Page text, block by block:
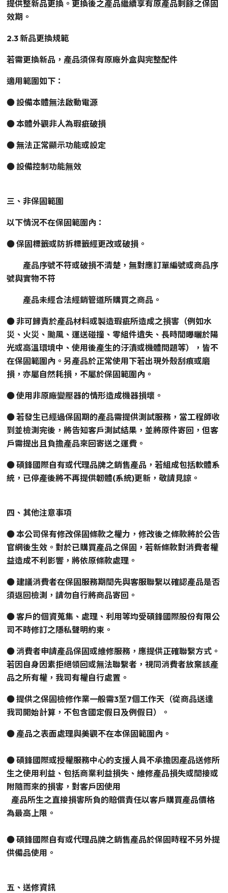
提供整新品更換。更換後之產品繼續享有原產品剩餘之保固
效期。
2.3 新品更換規範
若需更換新品，產品須保有原廠外盒與完整配件
適用範圍如下：
● 設備本體無法啟動電源
● 本體外觀非人為瑕疵破損
● 無法正常顯示功能或設定
● 設備控制功能無效
三、非保固範圍
以下情況不在保固範圍內：
● 保固標籤或防拆標籤經更改或破損。
產品序號不符或破損不清楚，無對應訂單編號或商品序
號與實物不符
產品未經合法經銷管道所購買之商品。
● 非可歸責於產品材料或製造瑕疵所造成之損害（例如水
災、火災、颱風、運送碰撞、零組件遺失、長時間曝曬於陽
光或高溫環境中、使用後產生的汙漬或機體問題等），皆不
在保固範圍內。另產品於正常使用下若出現外殼刮痕或磨
損，亦屬自然耗損，不屬於保固範圍內。
● 使用非原廠變壓器的情形造成機器損壞。
●若發生已經過保固期的產品需提供測試服務，當工程師收
到並檢測完後，將告知客戶測試結果，並將原件寄回，但客
戶需提出且負擔產品來回寄送之運費。
●碩鋒國際自有或代理品牌之銷售產品，若組成包括軟體系
統，已停產後將不再提供韌體(系統)更新，敬請見諒。
四、其他注意事項
●本公司保有修改保固條款之權力，修改後之條款將於公告
官網後生效。對於已購買產品之保固，若新條款對消費者權
益造成不利影響，將依原條款處理。
● 建議消費者在保固服務期間先與客服聯繫以確認產品是否
須返回檢測，請勿自行將商品寄回。
● 客戶的個資蒐集、處理、利用等均受碩鋒國際股份有限公
司不時修訂之隱私聲明約束。
● 消費者申請產品保固或維修服務，應提供正確聯繫方式。
若因自身因素拒絕領回或無法聯繫者，視同消費者放棄該產
品之所有權，我司有權自行處置。
● 提供之保固檢修作業一般需3至7個工作天（從商品送達
我司開始計算，不包含國定假日及例假日）。
● 產品之表面處理與美觀不在本保固範圍內。
●碩鋒國際或授權服務中心的支援人員不承擔因產品送修所
生之使用利益、包括商業利益損失、維修產品損失或間接或
附隨而來的損害，對客戶因使用
產品所生之直接損害所負的賠償責任以客戶購買產品價格
為最高上限。
●碩鋒國際自有或代理品牌之銷售產品於保固時程不另外提
供備品使用。
五、送修資訊